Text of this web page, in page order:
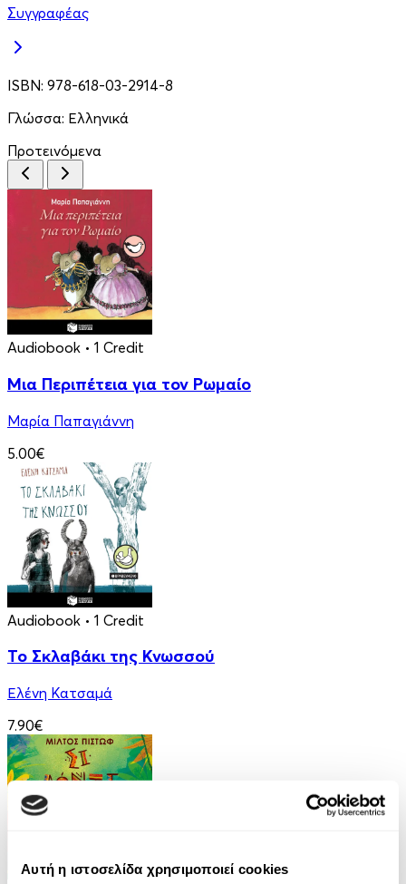
Αυτή η ιστοσελίδα χρησιμοποιεί cookies
Συγγραφέας
ISBN: 978-618-03-2914-8
Γλώσσα: Ελληνικά
Προτεινόμενα
Audiobook • 1 Credit
Μια Περιπέτεια για τον Ρωμαίο
Μαρία Παπαγιάννη
5.00€
Audiobook • 1 Credit
Το Σκλαβάκι της Κνωσσού
Ελένη Κατσαμά
7.90€